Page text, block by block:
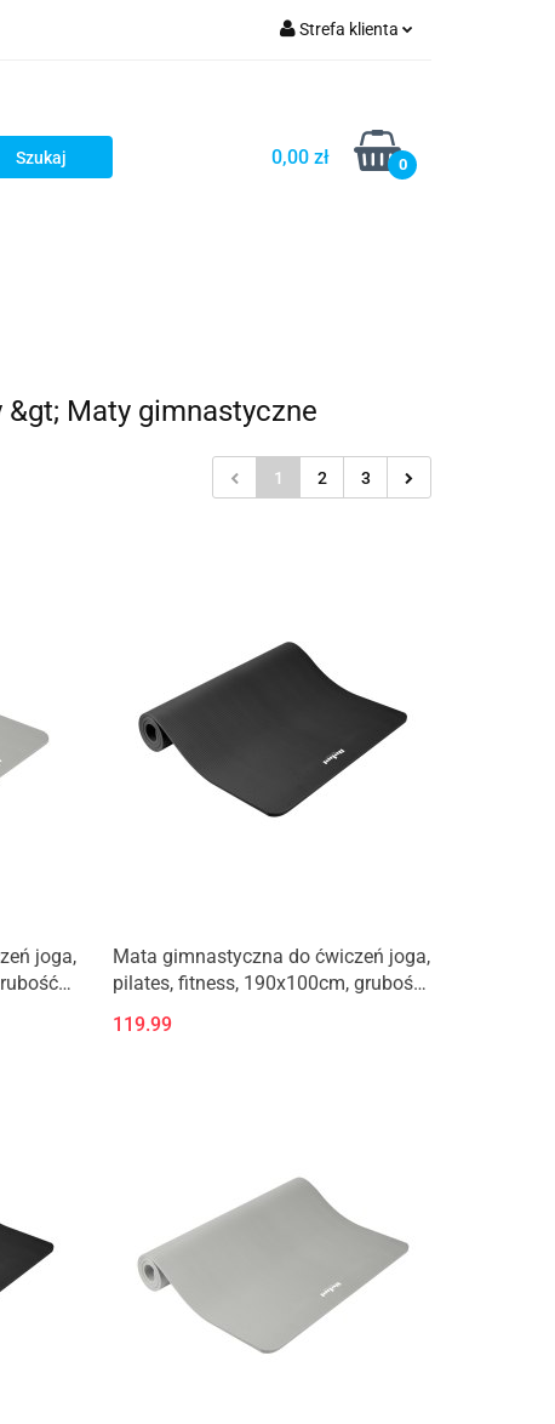
Strefa klienta
Zarejestruj się
Dodaj zgłoszenie
0,00 zł 0
Maty gimnastyczne
1 2 3
joga,
Mata gimnastyczna do ćwiczeń joga,
pilates, fitness, 190x100cm, grubość
ACTIVE
119.99